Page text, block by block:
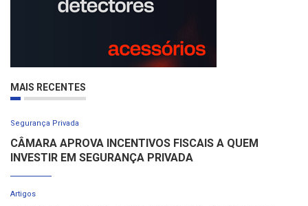
MAIS RECENTES
Segurança Privada
CÂMARA APROVA INCENTIVOS FISCAIS A QUEM
INVESTIR EM SEGURANÇA PRIVADA
Artigos